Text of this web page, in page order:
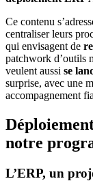
Ce contenu
centraliser leurs
qui envisagent de
patchwork d’outils
veulent aussi se
surprise, avec une
accompagnement
notre
L’ERP, un